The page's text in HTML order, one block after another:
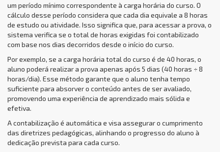
um período mínimo correspondente à carga horária do curso. O
cálculo desse período considera que cada dia equivale a 8 horas
de estudo ou atividade. Isso significa que, para acessar a prova, o
sistema verifica se o total de horas exigidas foi contabilizado
com base nos dias decorridos desde o início do curso.
Por exemplo, se a carga horária total do curso é de 40 horas, o
aluno poderá realizar a prova apenas após 5 dias (40 horas ÷ 8
horas/dia). Esse método garante que o aluno tenha tempo
suficiente para absorver o conteúdo antes de ser avaliado,
promovendo uma experiência de aprendizado mais sólida e
efetiva.
A contabilização é automática e visa assegurar o cumprimento
das diretrizes pedagógicas, alinhando o progresso do aluno à
dedicação prevista para cada curso.